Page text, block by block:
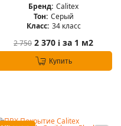
Бренд: Calitex
Тон: Серый
Класс: 34 класс
2 750 2 370 i за 1 м2
Купить